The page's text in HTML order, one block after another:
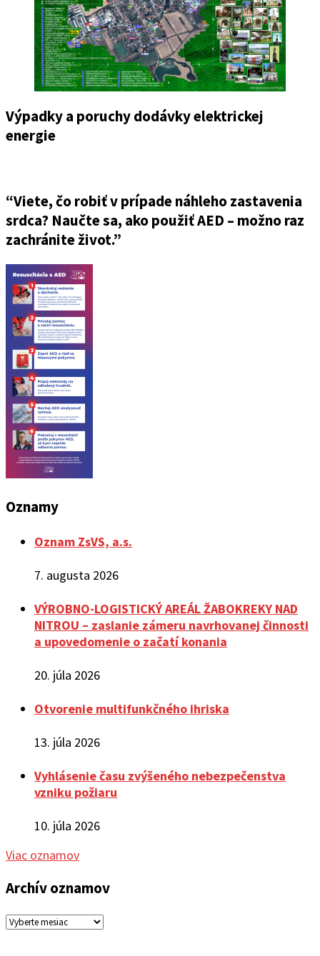
Výpadky a poruchy dodávky elektrickej
energie
“Viete, čo robiť v prípade náhleho zastavenia
srdca? Naučte sa, ako použiť AED – možno raz
zachránite život.”
Oznamy
Oznam ZsVS, a.s.
7. augusta 2026
VÝROBNO-LOGISTICKÝ AREÁL ŽABOKREKY NAD
NITROU – zaslanie zámeru navrhovanej činnosti
a upovedomenie o začatí konania
20. júla 2026
Otvorenie multifunkčného ihriska
13. júla 2026
Vyhlásenie času zvýšeného nebezpečenstva
vzniku požiaru
10. júla 2026
Viac oznamov
Archív oznamov
Archív